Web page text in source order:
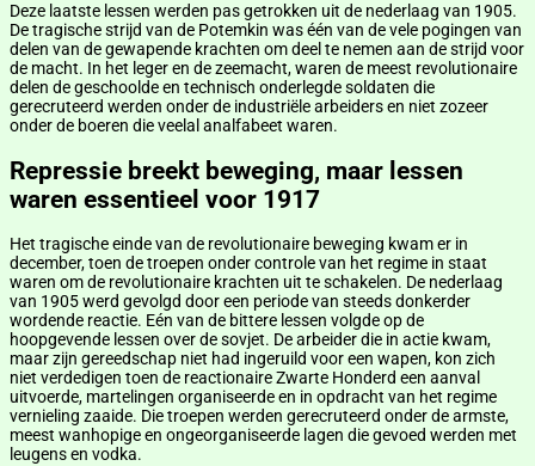
Deze laatste lessen werden pas getrokken uit de nederlaag van 1905.
De tragische strijd van de Potemkin was één van de vele pogingen van
delen van de gewapende krachten om deel te nemen aan de strijd voor
de macht. In het leger en de zeemacht, waren de meest revolutionaire
delen de geschoolde en technisch onderlegde soldaten die
gerecruteerd werden onder de industriële arbeiders en niet zozeer
onder de boeren die veelal analfabeet waren.
Repressie breekt beweging, maar lessen
waren essentieel voor 1917
Het tragische einde van de revolutionaire beweging kwam er in
december, toen de troepen onder controle van het regime in staat
waren om de revolutionaire krachten uit te schakelen. De nederlaag
van 1905 werd gevolgd door een periode van steeds donkerder
wordende reactie. Eén van de bittere lessen volgde op de
hoopgevende lessen over de sovjet. De arbeider die in actie kwam,
maar zijn gereedschap niet had ingeruild voor een wapen, kon zich
niet verdedigen toen de reactionaire Zwarte Honderd een aanval
uitvoerde, martelingen organiseerde en in opdracht van het regime
vernieling zaaide. Die troepen werden gerecruteerd onder de armste,
meest wanhopige en ongeorganiseerde lagen die gevoed werden met
leugens en vodka.